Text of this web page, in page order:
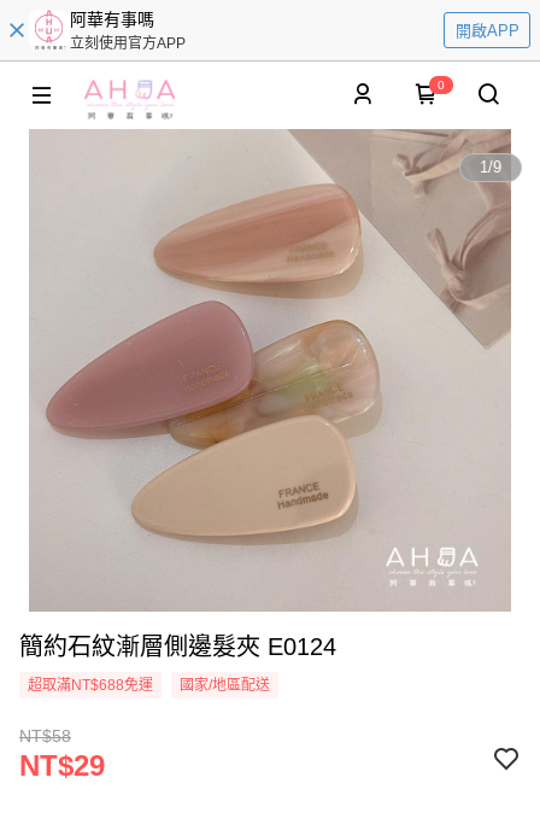
阿華有事嗎
立刻使用官方APP
開啟APP
0
1/9
簡約石紋漸層側邊髮夾 E0124
超取滿NT$688免運 國家/地區配送
NT$58
NT$29